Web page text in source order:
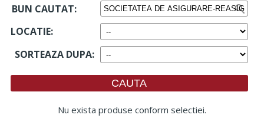
BUN CAUTAT:
LOCATIE:
SORTEAZA DUPA:
Nu exista produse conform selectiei.